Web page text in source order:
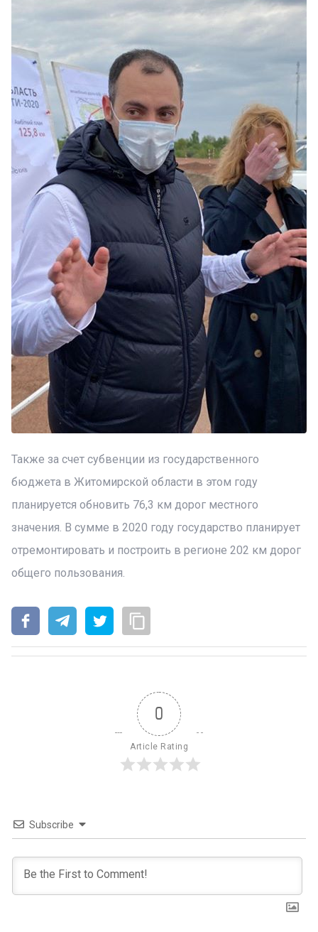
Также за счет субвенции из государственного
бюджета в Житомирской области в этом году
планируется обновить 76,3 км дорог местного
значения. В сумме в 2020 году государство планирует
отремонтировать и построить в регионе 202 км дорог
общего пользования.
0
Article Rating
Subscribe